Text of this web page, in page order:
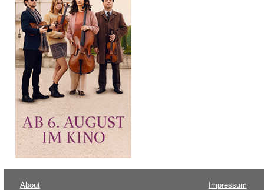
About Impressum